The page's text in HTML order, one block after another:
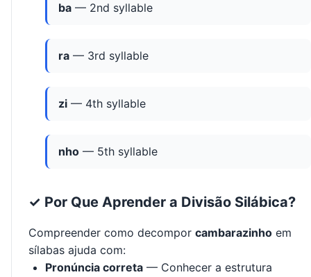
ba — 2nd syllable
ra — 3rd syllable
zi — 4th syllable
nho — 5th syllable
✓ Por Que Aprender a Divisão Silábica?
Compreender como decompor cambarazinho em
sílabas ajuda com:
Pronúncia correta — Conhecer a estrutura